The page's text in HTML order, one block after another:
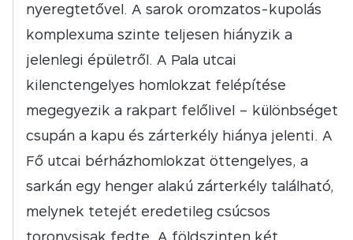
nyeregtetővel. A sarok oromzatos-kupolás
komplexuma szinte teljesen hiányzik a
jelenlegi épületről. A Pala utcai
kilenctengelyes homlokzat felépítése
megegyezik a rakpart felőlivel – különbséget
csupán a kapu és zárterkély hiánya jelenti. A
Fő utcai bérházhomlokzat öttengelyes, a
sarkán egy henger alakú zárterkély található,
melynek tetejét eredetileg csúcsos
toronysisak fedte. A földszinten két